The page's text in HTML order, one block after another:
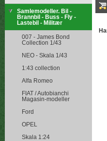
Samlemodeller. Bil -
Brannbil - Buss - Fly -
Lastebil - Militær
007 - James Bond
Collection 1/43
NEO - Skala 1/43
1:43 collection
Alfa Romeo
FIAT / Autobianchi
Magasin-modeller
Ford
OPEL
Skala 1:24